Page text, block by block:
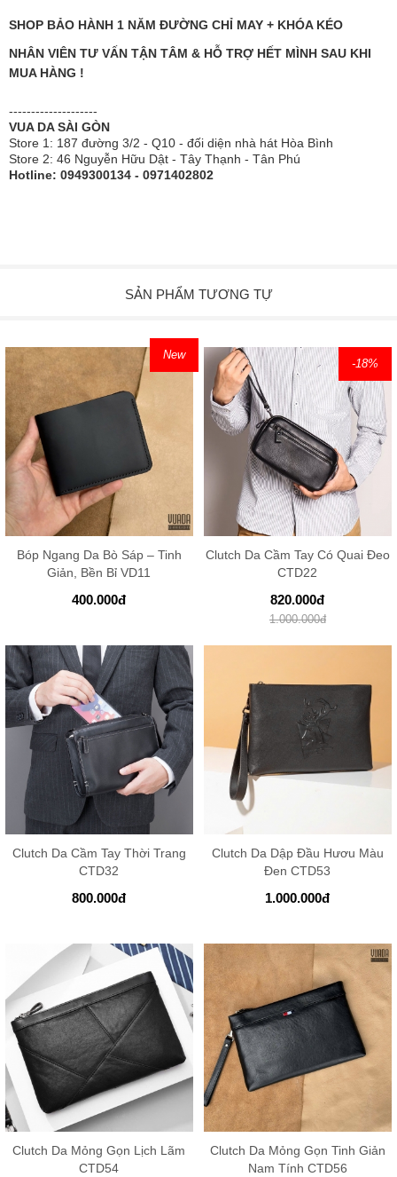
SHOP BẢO HÀNH 1 NĂM ĐƯỜNG CHỈ MAY + KHÓA KÉO
NHÂN VIÊN TƯ VẤN TẬN TÂM & HỖ TRỢ HẾT MÌNH SAU KHI
MUA HÀNG !
--------------------
VUA DA SÀI GÒN
Store 1: 187 đường 3/2 - Q10 - đối diện nhà hát Hòa Bình
Store 2: 46 Nguyễn Hữu Dật - Tây Thạnh - Tân Phú
Hotline: 0949300134 - 0971402802
SẢN PHẨM TƯƠNG TỰ
New
Bóp Ngang Da Bò Sáp – Tinh
Giản, Bền Bỉ VD11
400.000đ
-18%
Clutch Da Cầm Tay Có Quai Đeo
CTD22
820.000đ
1.000.000đ
Clutch Da Cầm Tay Thời Trang
CTD32
800.000đ
Clutch Da Dập Đầu Hươu Màu
Đen CTD53
1.000.000đ
Clutch Da Mỏng Gọn Lịch Lãm
CTD54
Clutch Da Mỏng Gọn Tinh Giản
Nam Tính CTD56